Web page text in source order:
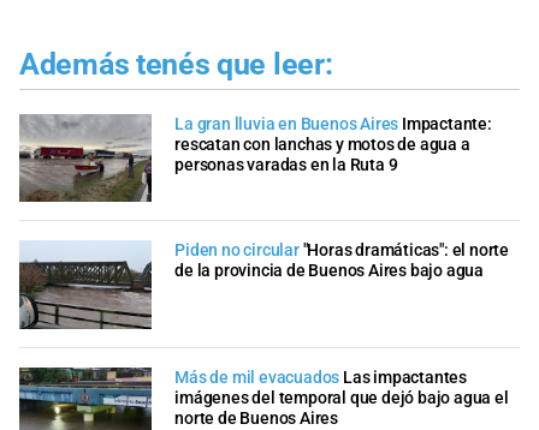
Además tenés que leer:
La gran lluvia en Buenos Aires Impactante:
rescatan con lanchas y motos de agua a
personas varadas en la Ruta 9
Piden no circular"Horas dramáticas": el norte
de la provincia de Buenos Aires bajo agua
Más de mil evacuados Las impactantes
imágenes del temporal que dejó bajo agua el
norte de Buenos Aires